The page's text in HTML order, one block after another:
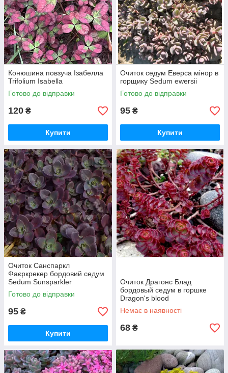
Конюшина повзуча Ізабелла
Trifolium Isabella
Готово до відправки
120 ₴
Купити
Очиток седум Еверса мінор в
горщику Sedum ewersii
Готово до відправки
95 ₴
Купити
Очиток Санспаркл
Фаєркрекер бордовий седум
Sedum Sunsparkler
Firecracker
Готово до відправки
95 ₴
Купити
Очиток Драгонс Блад
бордовый седум в горшке
Dragon's blood
Немає в наявності
68 ₴